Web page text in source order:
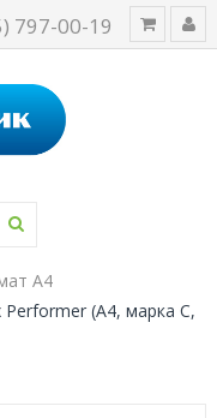
797-00-19
А4
(А4, марка C,